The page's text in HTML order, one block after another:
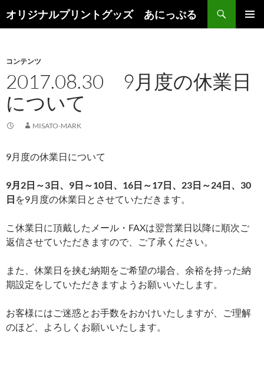
オリジナルプリントグッズ あにっぷる
索
ン
ツ
へ
ス
キ
ッ
コンテンツ
2017.08.30 9月度の休業日
について
MISATO-MARK
9月度の休業日について
9月2日～3日、9日～10日、16日～17日、23日～24日、30
日 を9月度の休業日とさせていただきます。
こ休業日に頂戴したメール・FAXは翌営業日以降に順次ご
返信させていただきますので、ご了承ください。
また、休業日を挟む納期をご希望の場合、余裕を持った納
期設定をしていただきますようお願いいたします。
お客様にはご迷惑とお手数をおかけいたしますが、ご理解
のほど、よろしくお願いいたします。